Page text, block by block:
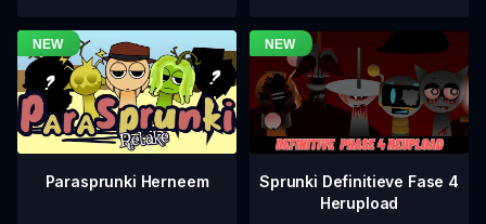
Parasprunki Herneem
Sprunki Definitieve Fase 4
Herupload